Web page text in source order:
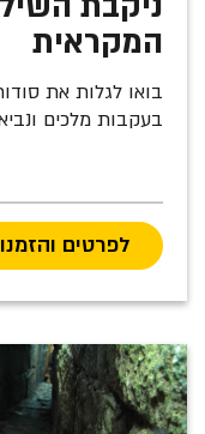
המקראית
בואו לגלות את
בעקבות מלכים
לפרטים